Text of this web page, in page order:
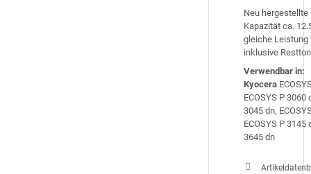
Neu
Kapazität ca.
gleiche Leistung
inklusive
Verwendbar in:
Kyocera
ECOSYS P 3060
3045 dn,
ECOSYS P 3145
3645 dn